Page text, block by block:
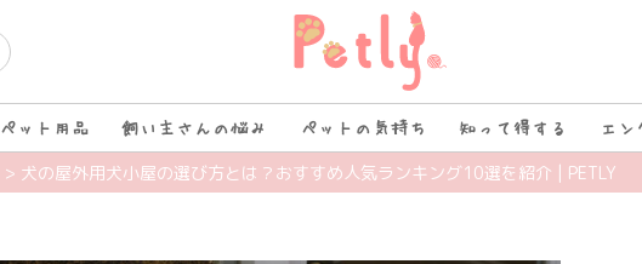
ペット用品 飼い主さんの悩み ペットの気持ち 知って得する エン
> 犬の屋外用犬小屋の選び方とは？おすすめ人気ランキング10選を紹介 | PETLY